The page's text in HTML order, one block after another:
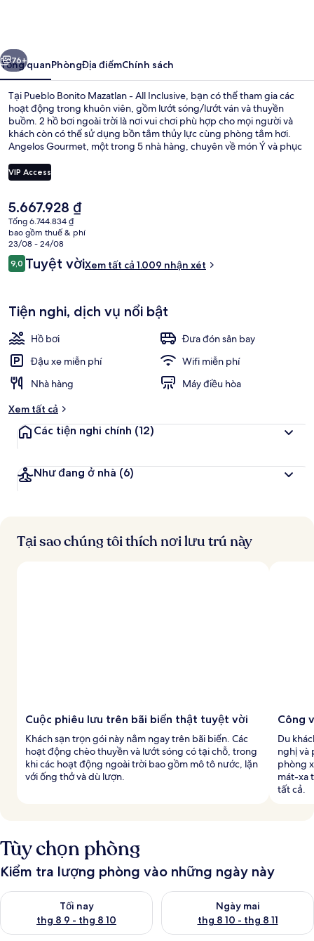
All
Inclusive
Tiếp
76+
Tổng quanPhòngĐịa điểmChính sách
Tại Pueblo Bonito Mazatlan - All Inclusive, bạn có thể tham gia các
hoạt động trong khuôn viên, gồm lướt sóng/lướt ván và thuyền
buồm. 2 hồ bơi ngoài trời là nơi vui chơi phù hợp cho mọi người và
khách còn có thể sử dụng bồn tắm thủy lực cùng phòng tắm hơi.
Angelos Gourmet, một trong 5 nhà hàng, chuyên về món Ý và phục
bao gồm 2 quán bar sát hồ bơi, quán bar cạnh hồ bơi và hồ bơi dành
cho trẻ em. Du khách khen ngợi về nhân viên nhiệt tình.
VIP Access
Giá
hiện
tại
là
5.667.928 ₫
5.667.928 ₫
Tổng 6.744.834 ₫
bao gồm thuế & phí
23/08 - 24/08
Nhận
xét
9,09,0 trên 10,
Tuyệt vờiXem tất cả 1.009 nhận xét
Tiện nghi, dịch vụ nổi bật
Hồ bơi
Đưa đón sân bay
Đậu xe miễn phí
Wifi miễn phí
Nhà hàng
Máy điều hòa
Xem tất cả
Các tiện nghi chính (12)
Như đang ở nhà (6)
Tại sao chúng tôi thích nơi lưu trú này
Cuộc phiêu lưu trên bãi biển thật tuyệt vời
Khách sạn trọn gói này nằm ngay trên bãi biển. Các
hoạt động chèo thuyền và lướt sóng có tại chỗ, trong
khi các hoạt động ngoài trời bao gồm mô tô nước, lặn
với ống thở và dù lượn.
Công
Du
nghị và
phòng
mát-xa
tất cả.
Tùy chọn phòng
Kiểm tra lượng phòng vào những ngày này
Tối nay
thg 8 9 - thg 8 10
Kiểm tra lượng phòng tối nay từ thg 8 9 - thg 8 10
Ngày mai
thg 8 10 - thg 8 11
Kiểm tra lượng phòng ngày